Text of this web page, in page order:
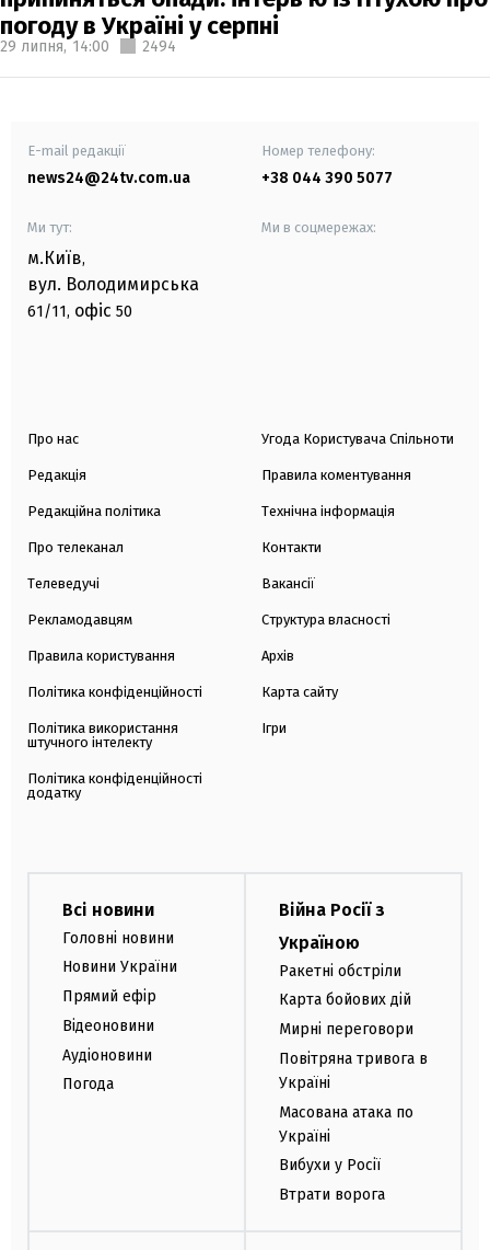
погоду в Україні у серпні
29 липня, 14:00 2494
E-mail редакції
news24@24tv.com.ua
Номер телефону:
+38 044 390 5077
Ми тут:
м.Київ,
вул. Володимирська
61/11, офіс 50
Ми в соцмережах:
Про нас
Редакція
Редакційна політика
Про телеканал
Телеведучі
Рекламодавцям
Правила користування
Політика конфіденційності
Політика використання
штучного інтелекту
Політика конфіденційності
додатку
Угода Користувача Спільноти
Правила коментування
Технічна інформація
Контакти
Вакансії
Структура власності
Архів
Карта сайту
Ігри
Всі новини
Головні новини
Новини України
Прямий ефір
Відеоновини
Аудіоновини
Погода
Війна Росії з
Україною
Ракетні обстріли
Карта бойових дій
Мирні переговори
Повітряна тривога в
Україні
Масована атака по
Україні
Вибухи у Росії
Втрати ворога